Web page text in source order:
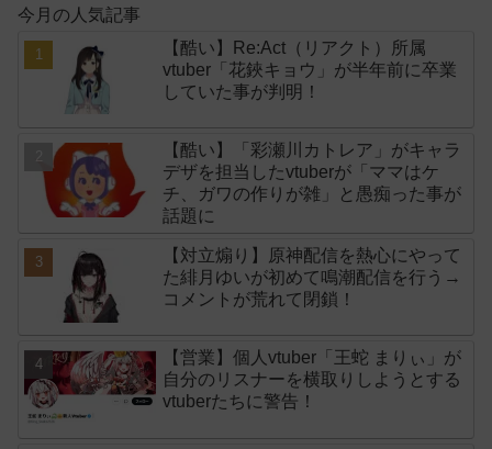
今月の人気記事
【酷い】Re:Act（リアクト）所属
vtuber「花鋏キョウ」が半年前に卒業
していた事が判明！
【酷い】「彩瀬川カトレア」がキャラ
デザを担当したvtuberが「ママはケ
チ、ガワの作りが雑」と愚痴った事が
話題に
【対立煽り】原神配信を熱心にやって
た緋月ゆいが初めて鳴潮配信を行う→
コメントが荒れて閉鎖！
【営業】個人vtuber「王蛇 まりぃ」が
自分のリスナーを横取りしようとする
vtuberたちに警告！